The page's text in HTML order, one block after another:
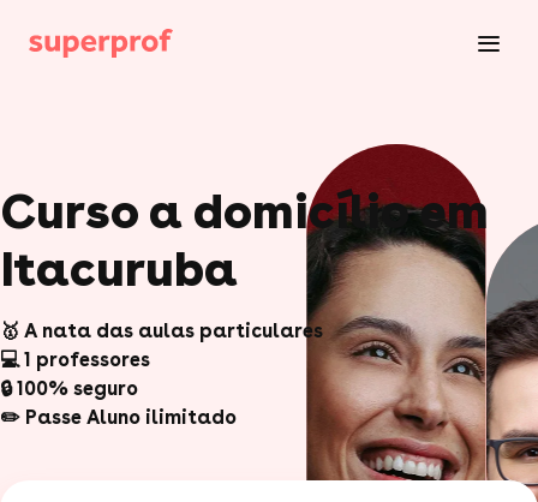
Curso a domicílio em
Itacuruba
🥇 A nata das aulas particulares
💻 1 professores
🔒 100% seguro
✏️ Passe Aluno ilimitado